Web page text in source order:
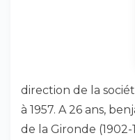
direction de la
à 1957. A 26 ans,
de la Gironde (1902-